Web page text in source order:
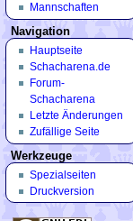
Mannschaften
Navigation
Hauptseite
Schacharena.de
Forum-
Schacharena
Letzte Änderungen
Zufällige Seite
Werkzeuge
Spezialseiten
Druckversion